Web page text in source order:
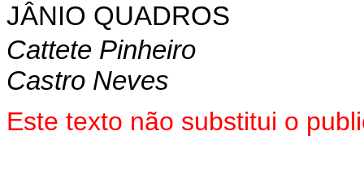
JÂNIO QUADROS
Cattete Pinheiro
Castro Neves
Este texto não substitui o